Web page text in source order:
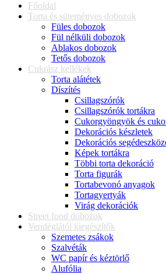
Főoldal
Torta és süteményes dobozok
Füles dobozok
Fül nélküli dobozok
Ablakos dobozok
Tetős dobozok
Cukrász kellékek
Torta alátétek
Díszítés
Csillagszórók
Csillagszórók tortákra
Cukorgyöngyök és
Dekorációs készletek
Dekorációs
Képek tortákra
Többi torta dekoráció
Torta figurák
Tortabevonó anyagok
Tortagyertyák
Virág dekorációk
Street food dobozok
Vendéglátói kiegészítők
Szemetes zsákok
Szalvéták
WC papír és kéztörlő
Alufólia